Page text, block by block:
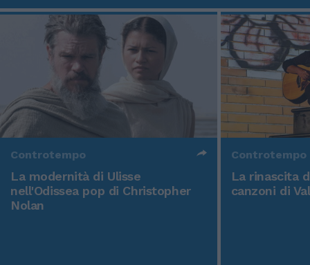
Controtempo
La modernità di Ulisse
nell'Odissea pop di Christopher
Nolan
Controtempo
La rinascita
canzoni di